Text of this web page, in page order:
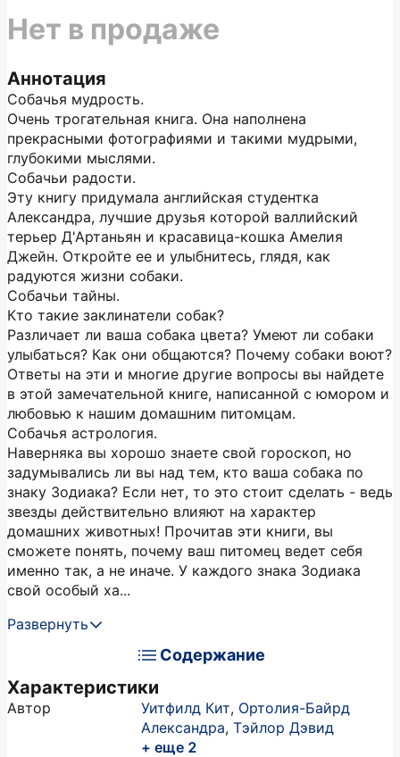
Аннотация
Собачья мудрость.
Очень трогательная книга. Она наполнена
прекрасными фотографиями и такими мудрыми,
глубокими мыслями.
Собачьи радости.
Эту книгу придумала английская студентка
Александра, лучшие друзья которой валлийский
терьер Д'Артаньян и красавица-кошка Амелия
Джейн. Откройте ее и улыбнитесь, глядя, как
радуются жизни собаки.
Собачьи тайны.
Кто такие заклинатели собак?
Различает ли ваша собака цвета? Умеют ли собаки
улыбаться? Как они общаются? Почему собаки воют?
Ответы на эти и многие другие вопросы вы найдете
в этой замечательной книге, написанной с юмором и
любовью к нашим домашним питомцам.
Собачья астрология.
Наверняка вы хорошо знаете свой гороскоп, но
задумывались ли вы над тем, кто ваша собака по
знаку Зодиака? Если нет, то это стоит сделать - ведь
звезды действительно влияют на характер
домашних животных! Прочитав эти книги, вы
сможете понять, почему ваш питомец ведет себя
именно так, а не иначе. У каждого знака Зодиака
свой особый ха...
Развернуть
Содержание
Характеристики
Автор Уитфилд Кит, Ортолия-Байрд
Александра, Тэйлор Дэвид
+ еще 2
Нет в продаже